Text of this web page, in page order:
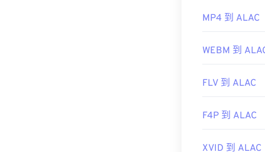
MP4 到 ALAC
WEBM 到
FLV 到 ALAC
F4P 到 ALAC
XVID 到 ALAC